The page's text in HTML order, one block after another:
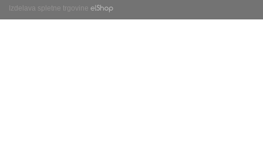
Izdelava spletne trgovine